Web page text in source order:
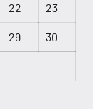
22 23
29 30